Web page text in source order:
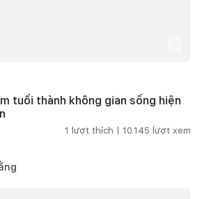
tuổi thành không gian sống hiện
1 lượt thích | 10.145 lượt xem